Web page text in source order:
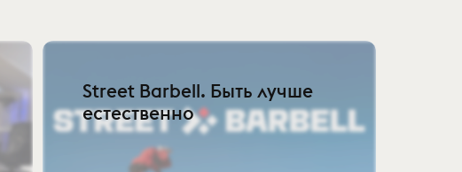
Street Barbell. Быть лучше
естественно